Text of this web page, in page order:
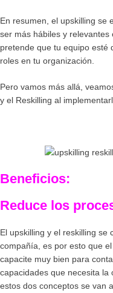
En resumen, el upskilling se
ser más hábiles y
pretende que tu equipo esté
roles en tu organización.
Pero vamos más allá,
y el Reskilling al
Beneficios:
Reduce los
El upskilling y el reskilling se
compañía, es por esto que
capacite muy bien para
capacidades que necesita la
estos dos conceptos se van